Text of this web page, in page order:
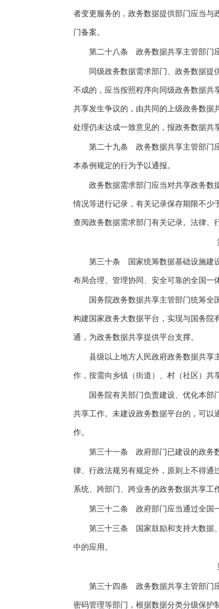
者变更服务的，政务数据提供部门应当与
门备案。
第二十八条 政务数据共享主管部门
同级政务数据需求部门、政务数据提
不成的，应当按照程序向同级政务数据共
共享发生争议的，由共同的上级政务数据
处理仍未达成一致意见的，报政务数据共
第二十九条 政务数据共享主管部门
本条例规定的行为予以通报。
政务数据需求部门应当对共享政务数
情况等进行记录，有关记录保存期限不少
查阅政务数据需求部门有关记录。法律、
第三十条 国家统筹数据基础设施建
布局合理、管理协同、安全可靠的全国一
国务院政务数据共享主管部门统筹全
构建国家政务大数据平台，实现与国务院
通，为政务数据共享提供平台支撑。
县级以上地方人民政府政务数据共享
作，按需向乡镇（街道）、村（社区）共
国务院有关部门负责建设、优化本部
共享工作。未建设政务数据平台的，可以
作。
第三十一条 政府部门已建设的政务
律、行政法规另有规定外，原则上不得通
系统、跨部门、跨业务的政务数据共享工
第三十二条 政府部门应当通过全国
第三十三条 国家鼓励和支持大数据
中的应用。
第三十四条 政务数据共享主管部门
密码管理等部门，根据数据分类分级保